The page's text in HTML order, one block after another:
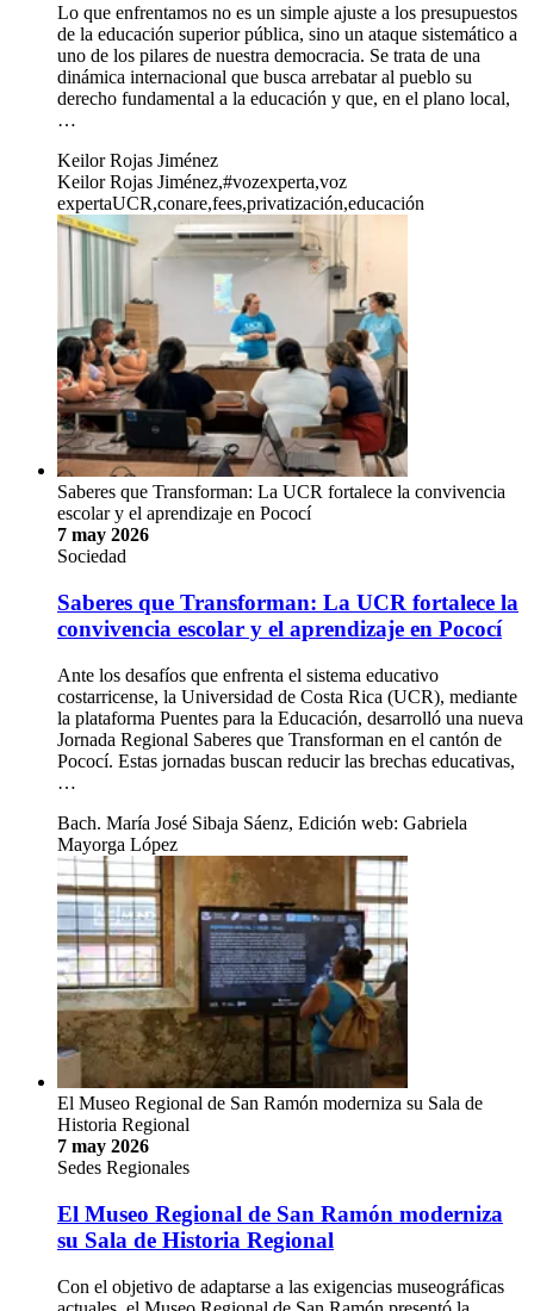
Lo que enfrentamos no es un simple ajuste a los presupuestos
de la educación superior pública, sino un ataque sistemático a
uno de los pilares de nuestra democracia. Se trata de una
dinámica internacional que busca arrebatar al pueblo su
derecho fundamental a la educación y que, en el plano local,
…
Keilor Rojas Jiménez
Keilor Rojas Jiménez,#vozexperta,voz
expertaUCR,conare,fees,privatización,educación
Saberes que Transforman: La UCR fortalece la convivencia
escolar y el aprendizaje en Pococí
7 may 2026
Sociedad
Saberes que Transforman: La UCR fortalece la
convivencia escolar y el aprendizaje en Pococí
Ante los desafíos que enfrenta el sistema educativo
costarricense, la Universidad de Costa Rica (UCR), mediante
la plataforma Puentes para la Educación, desarrolló una nueva
Jornada Regional Saberes que Transforman en el cantón de
Pococí. Estas jornadas buscan reducir las brechas educativas,
…
Bach. María José Sibaja Sáenz, Edición web: Gabriela
Mayorga López
El Museo Regional de San Ramón moderniza su Sala de
Historia Regional
7 may 2026
Sedes Regionales
El Museo Regional de San Ramón moderniza
su Sala de Historia Regional
Con el objetivo de adaptarse a las exigencias museográficas